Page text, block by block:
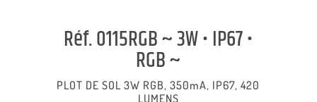
Réf. 0115RGB ~ 3W • IP67 •
RGB ~
PLOT DE SOL 3W RGB, 350mA, IP67, 420
LUMENS